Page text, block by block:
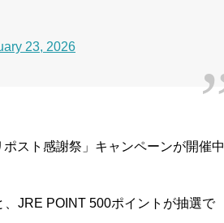
23, 2026
スト感謝祭」キャンペーンが開催中
、JRE POINT 500ポイントが抽選で